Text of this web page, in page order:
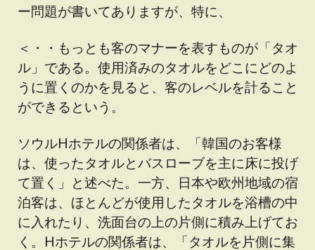
ー問題が書いてありますが、特に、
＜・・もっとも客のマナーを表すものが「タオ
ル」である。使用済みのタオルをどこにどのよ
うに置くのかを見ると、客のレベルを計ること
ができるという。
ソウルHホテルの関係者は、「韓国のお客様
は、使ったタオルとバスローブを主に床に投げ
て置く」と述べた。一方、日本や欧州地域の宿
泊客は、ほとんどが使用したタオルを浴槽の中
に入れたり、洗面台の上の片側に積み上げてお
く。Hホテルの関係者は、「タオルを片側に集